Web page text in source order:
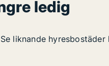
ledig
liknande